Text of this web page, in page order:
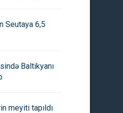
Seutaya 6,5
Baltikyanı
meyiti tapıldı